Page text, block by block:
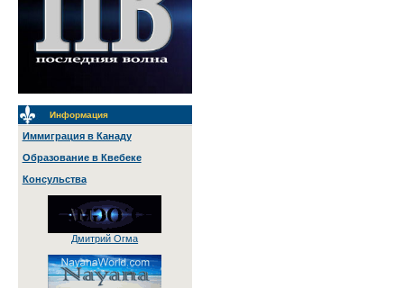
Информация
Иммиграция в Канаду
Образование в Квебеке
Консульства
Дмитрий Огма